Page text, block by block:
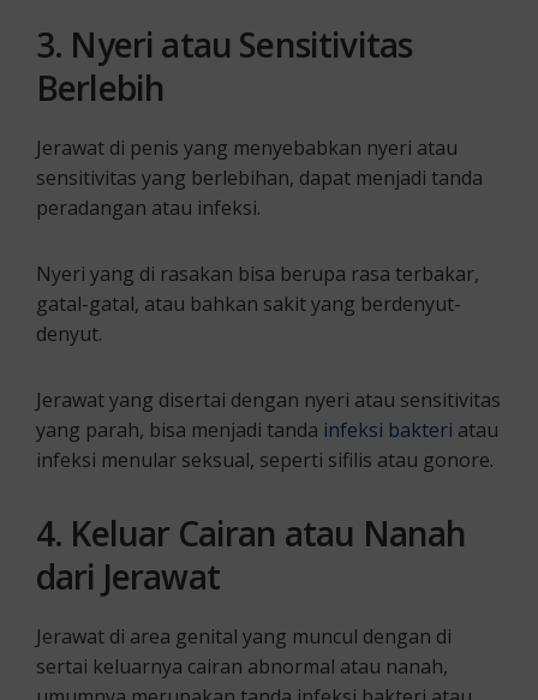
3. Nyeri atau Sensitivitas
Berlebih
Jerawat di penis yang menyebabkan nyeri atau
sensitivitas yang berlebihan, dapat menjadi tanda
peradangan atau infeksi.
Nyeri yang di rasakan bisa berupa rasa terbakar,
gatal-gatal, atau bahkan sakit yang berdenyut-
denyut.
Jerawat yang disertai dengan nyeri atau sensitivitas
yang parah, bisa menjadi tanda infeksi bakteri atau
infeksi menular seksual, seperti sifilis atau gonore.
4. Keluar Cairan atau Nanah
dari Jerawat
Jerawat di area genital yang muncul dengan di
sertai keluarnya cairan abnormal atau nanah,